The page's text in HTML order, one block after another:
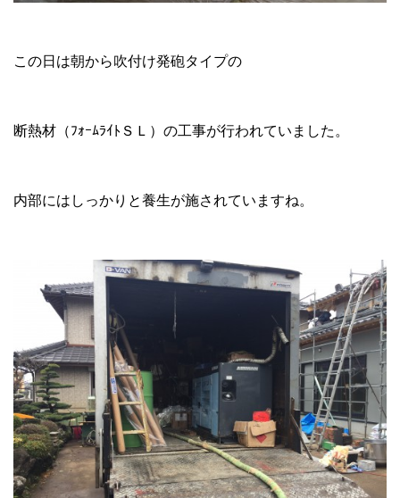
この日は朝から吹付け発砲タイプの
断熱材（ﾌｫｰﾑﾗｲﾄＳＬ）の工事が行われていました。
内部にはしっかりと養生が施されていますね。